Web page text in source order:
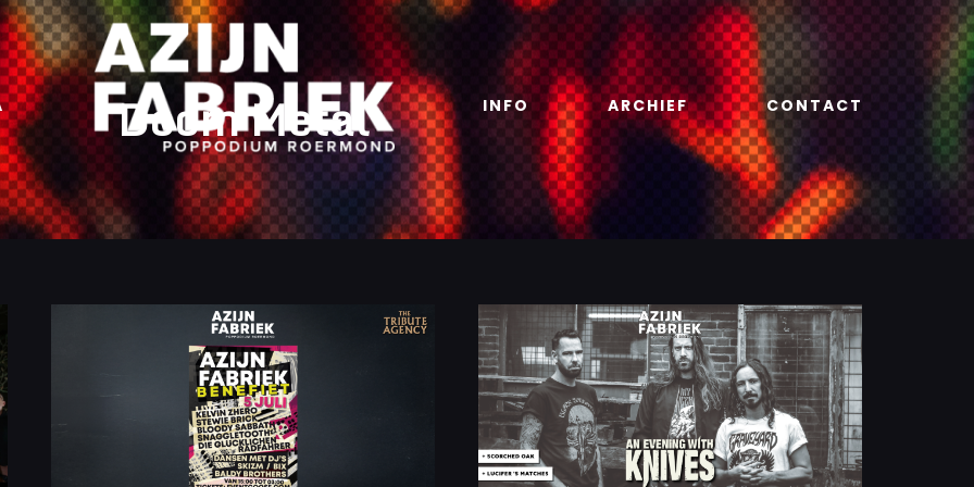
INFO ARCHIEF CONTACT
Doom Metal